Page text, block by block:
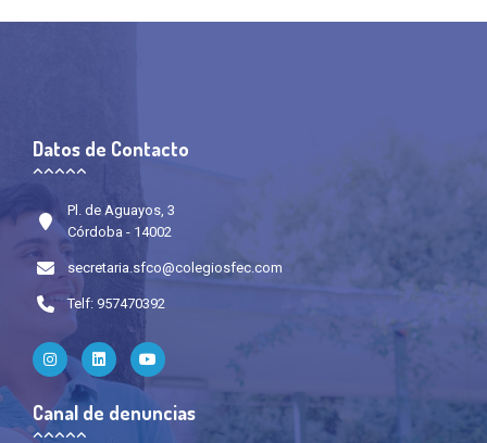
Datos de Contacto
Pl. de Aguayos, 3
Córdoba - 14002
secretaria.sfco@colegiosfec.com
Telf: 957470392
Canal de denuncias